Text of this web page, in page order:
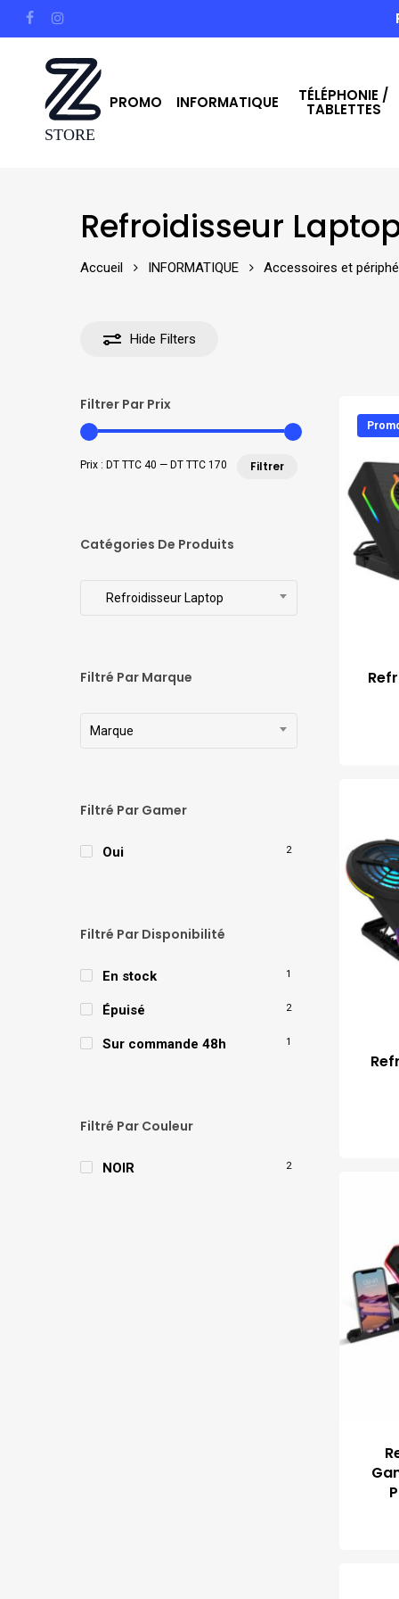
to
facebookinstagram
PROMO INFORMATIQUE TÉLÉPHONIE /
TABLETTES
Refroidisseur
Accueil INFORMATIQUE Accessoires et
Hide Filters
Filtrer Par Prix
Filtrer
Prix : DT TTC 40 — DT TTC 170
Catégories De Produits
Refroidisseur Laptop
Filtré Par Marque
Marque
Filtré Par Gamer
Oui 2
Filtré Par Disponibilité
En stock 1
Épuisé 2
Sur commande 48h 1
Filtré Par Couleur
NOIR 2